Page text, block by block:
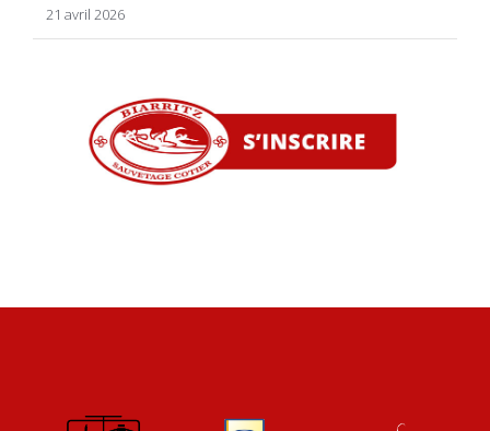
21 avril 2026